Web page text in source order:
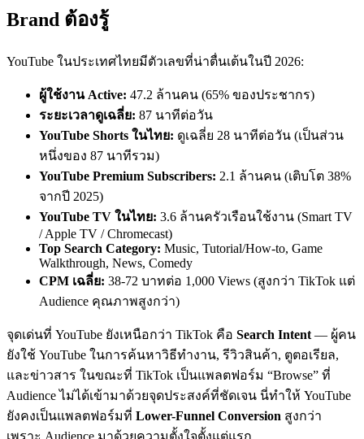
Brand ต้องรู้
YouTube ในประเทศไทยมีตัวเลขที่น่าตื่นเต้นในปี 2026:
ผู้ใช้งาน Active: 47.2 ล้านคน (65% ของประชากร)
ระยะเวลาดูเฉลี่ย: 87 นาทีต่อวัน
YouTube Shorts ในไทย: ดูเฉลี่ย 28 นาทีต่อวัน (เป็นส่วน
หนึ่งของ 87 นาทีรวม)
YouTube Premium Subscribers: 2.1 ล้านคน (เติบโต 38%
จากปี 2025)
YouTube TV ในไทย: 3.6 ล้านครัวเรือนใช้งาน (Smart TV
/ Apple TV / Chromecast)
Top Search Category: Music, Tutorial/How-to, Game
Walkthrough, News, Comedy
CPM เฉลี่ย: 38-72 บาทต่อ 1,000 Views (สูงกว่า TikTok แต่
Audience คุณภาพสูงกว่า)
จุดเด่นที่ YouTube ยังเหนือกว่า TikTok คือ Search Intent — ผู้คน
ยังใช้ YouTube ในการค้นหาวิธีทำงาน, รีวิวสินค้า, ตูตอเรียล,
และข่าวสาร ในขณะที่ TikTok เป็นแพลตฟอร์ม “Browse” ที่
Audience ไม่ได้เข้ามาด้วยจุดประสงค์ที่ชัดเจน นี่ทำให้ YouTube
ยังคงเป็นแพลตฟอร์มที่ Lower-Funnel Conversion สูงกว่า